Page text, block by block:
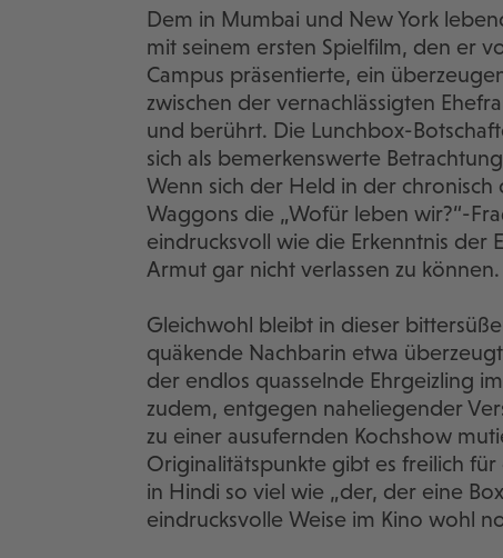
Dem in Mumbai und New York
mit seinem ersten Spielfilm, den er
Campus präsentierte, ein
zwischen der vernachlässigten
und berührt. Die Lunchbox-
sich als bemerkenswerte
Wenn sich der Held in der
Waggons die „Wofür leben wir?“-
eindrucksvoll wie die Erkenntnis
Armut gar nicht verlassen zu können.
Gleichwohl bleibt in dieser
quäkende Nachbarin etwa
der endlos quasselnde Ehrgeizling
zudem, entgegen naheliegender
zu einer ausufernden Kochshow
Originalitätspunkte gibt es freilich
in Hindi so viel wie „der, der eine
eindrucksvolle Weise im Kino wohl